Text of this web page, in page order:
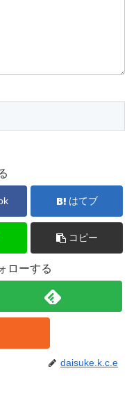
はてブ
コピー
ローする
daisuke.k.c.e